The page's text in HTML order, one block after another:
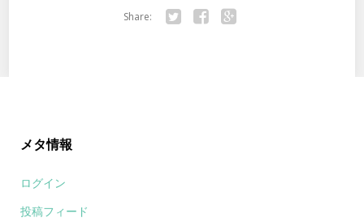
Share:
メタ情報
ログイン
投稿フィード